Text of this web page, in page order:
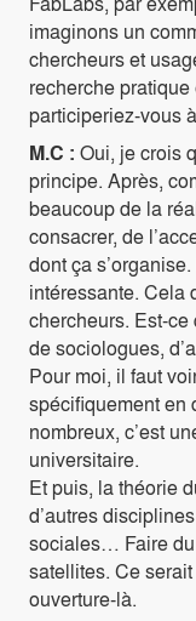
imaginons un
chercheurs et
recherche
participeriez-vous
M.C : Oui, je crois
principe. Après,
beaucoup de la
consacrer, de
dont ça
intéressante. Cela
chercheurs. Est-ce
de sociologues,
Pour moi, il faut
spécifiquement en
nombreux, c’est
universitaire.
Et puis, la théorie
d’autres
sociales… Faire du
satellites. Ce
ouverture-là.